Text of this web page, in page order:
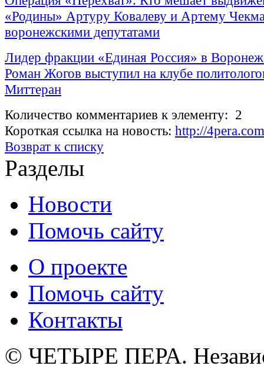
«Родины» Артуру Ковалеву и Артему
воронежскими депутатами
Лидер фракции «Единая Россия» в
Роман Жогов выступил на клубе
Миттеран
Количество комментариев к элементу: 2
Короткая ссылка на новость: http://
Возврат к списку
Разделы
Новости
Помочь сайту
О проекте
Помочь сайту
Контакты
© ЧЕТЫРЕ ПЕРА.